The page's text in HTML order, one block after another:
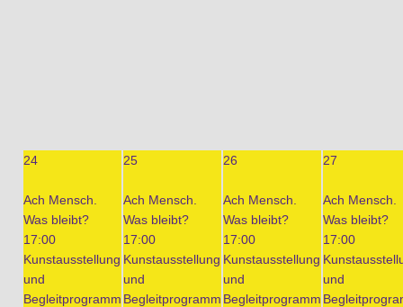
24
Ach Mensch.
Was bleibt?
17:00
Kunstausstellung
und
Begleitprogramm
25
Ach Mensch.
Was bleibt?
17:00
Kunstausstellung
und
Begleitprogramm
26
Ach Mensch.
Was bleibt?
17:00
Kunstausstellung
und
Begleitprogramm
27
Ach Mensch.
Was bleibt?
17:00
und